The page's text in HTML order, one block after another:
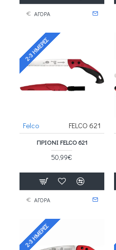
ΑΓΟΡΑ
2-3 ΗΜΈΡΕΣ
Felco FELCO 621
ΠΡΙΌΝΙ FELCO 621
50,99€
ΑΓΟΡΑ
2-3 ΗΜΈΡΕΣ